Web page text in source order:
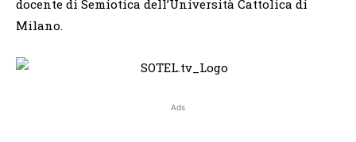
docente di Semiotica dell’Università Cattolica di
Milano.
Ads